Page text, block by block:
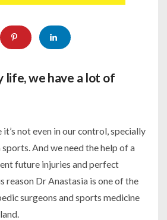
life, we have a lot of
not even in our control, specially
And we need the help of a
future injuries and perfect
reason Dr Anastasia is one of the
surgeons and sports medicine